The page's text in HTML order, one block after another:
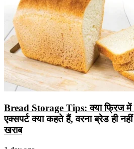
Bread Storage Tips: क्या फ्रिज में
एक्सपर्ट क्या कहते हैं, वरना ब्रेड ही
खराब